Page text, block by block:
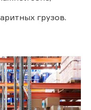
грузов.